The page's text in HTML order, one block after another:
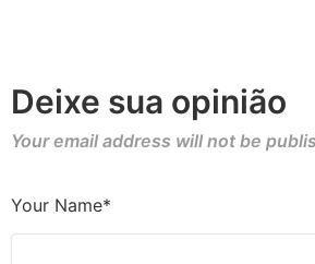
Deixe sua opinião
Your email address will not be
Your Name*